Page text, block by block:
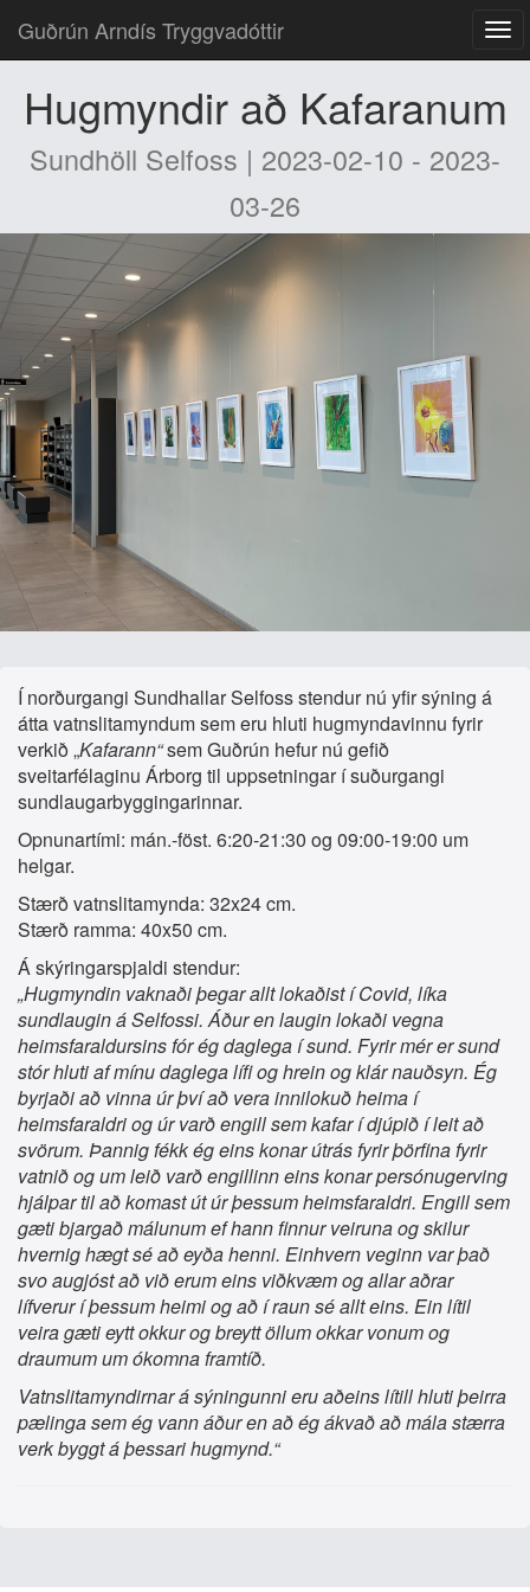
Guðrún Arndís Tryggvadóttir
Hugmyndir að Kafaranum
Sundhöll Selfoss | 2023-02-10 - 2023-
03-26
Í norðurgangi Sundhallar Selfoss stendur nú yfir sýning á
átta vatnslitamyndum sem eru hluti hugmyndavinnu fyrir
verkið „Kafarann“sem Guðrún hefur nú gefið
sveitarfélaginu Árborg til uppsetningar í suðurgangi
sundlaugarbyggingarinnar.
Opnunartími: mán.-föst. 6:20-21:30 og 09:00-19:00 um
helgar.
Stærð vatnslitamynda: 32x24 cm.
Stærð ramma: 40x50 cm.
Á skýringarspjaldi stendur:
„Hugmyndin vaknaði þegar allt lokaðist í Covid, líka
sundlaugin á Selfossi. Áður en laugin lokaði vegna
heimsfaraldursins fór ég daglega í sund. Fyrir mér er sund
stór hluti af mínu daglega lífi og hrein og klár nauðsyn. Ég
byrjaði að vinna úr því að vera innilokuð heima í
heimsfaraldri og úr varð engill sem kafar í djúpið í leit að
svörum. Þannig fékk ég eins konar útrás fyrir þörfina fyrir
vatnið og um leið varð engillinn eins konar persónugerving
hjálpar til að komast út úr þessum heimsfaraldri. Engill sem
gæti bjargað málunum ef hann finnur veiruna og skilur
hvernig hægt sé að eyða henni. Einhvern veginn var það
svo augjóst að við erum eins viðkvæm og allar aðrar
lífverur í þessum heimi og að í raun sé allt eins. Ein lítil
veira gæti eytt okkur og breytt öllum okkar vonum og
draumum um ókomna framtíð.
Vatnslitamyndirnar á sýningunni eru aðeins lítill hluti þeirra
pælinga sem ég vann áður en að ég ákvað að mála stærra
verk byggt á þessari hugmynd.“